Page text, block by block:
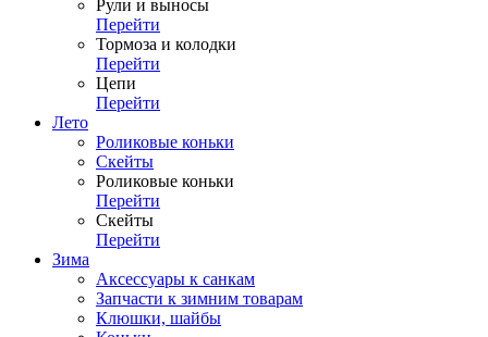
Рули и выносы
Перейти
Тормоза и колодки
Перейти
Цепи
Перейти
Лето
Роликовые коньки
Скейты
Роликовые коньки
Перейти
Скейты
Перейти
Зима
Аксессуары к санкам
Запчасти к зимним товарам
Клюшки, шайбы